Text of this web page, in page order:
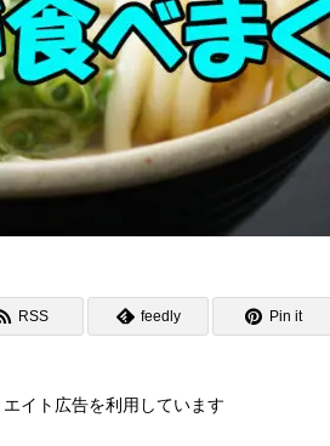
RSS feedly Pin it
イト広告を利用しています